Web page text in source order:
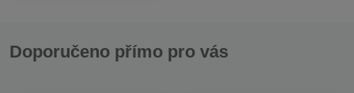
Doporučeno přímo pro vás